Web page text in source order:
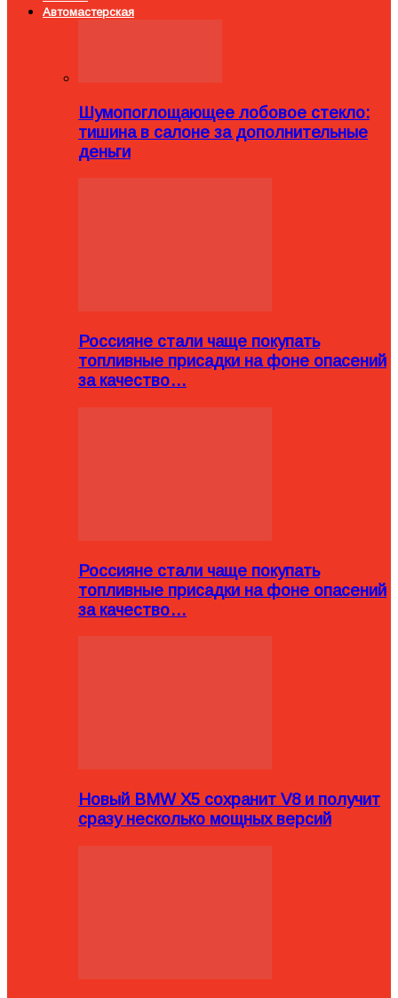
Автомастерская
Шумопоглощающее лобовое стекло:
тишина в салоне за дополнительные
деньги
Россияне стали чаще покупать
топливные присадки на фоне опасений
за качество…
Россияне стали чаще покупать
топливные присадки на фоне опасений
за качество…
Новый BMW X5 сохранит V8 и получит
сразу несколько мощных версий